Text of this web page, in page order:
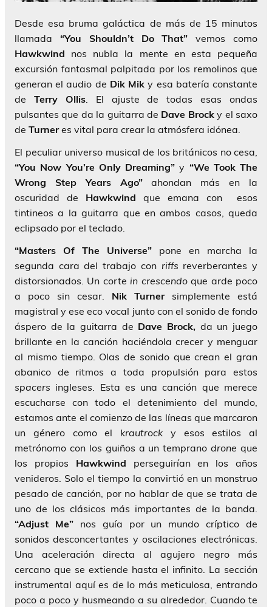
Desde esa bruma galáctica de más de 15 minutos
llamada “You Shouldn’t Do That” vemos como
Hawkwind nos nubla la mente en esta pequeña
excursión fantasmal palpitada por los remolinos que
generan el audio de Dik Mik y esa batería constante
de Terry Ollis. El ajuste de todas esas ondas
pulsantes que da la guitarra de Dave Brocky el saxo
de Turneres vital para crear la atmósfera idónea.
El peculiar universo musical de los británicos no cesa,
“You Now You’re Only Dreaming” y “We Took The
Wrong Step Years Ago”ahondan más en la
oscuridad de Hawkwind que emana con esos
tintineos a la guitarra que en ambos casos, queda
eclipsado por el teclado.
“Masters Of The Universe” pone en marcha la
segunda cara del trabajo con riffs reverberantes y
distorsionados. Un corte in crescendoque arde poco
a poco sin cesar. Nik Turnersimplemente está
magistral y ese eco vocal junto con el sonido de fondo
áspero de la guitarra de Dave Brock, da un juego
brillante en la canción haciéndola crecer y menguar
al mismo tiempo. Olas de sonido que crean el gran
abanico de ritmos a toda propulsión para estos
spacers ingleses. Esta es una canción que merece
escucharse con todo el detenimiento del mundo,
estamos ante el comienzo de las líneas que marcaron
un género como el krautrock y esos estilos al
metrónomo con los guiños a un tempranodrone que
los propios Hawkwind perseguirían en los años
venideros. Solo el tiempo la convirtió en un monstruo
pesado de canción, por no hablar de que se trata de
uno de los clásicos más importantes de la banda.
“Adjust Me”nos guía por un mundo críptico de
sonidos desconcertantes y oscilaciones electrónicas.
Una aceleración directa al agujero negro más
cercano que se extiende hasta el infinito. La sección
instrumental aquí es de lo más meticulosa, entrando
poco a poco y husmeando a su alrededor. Cuando te